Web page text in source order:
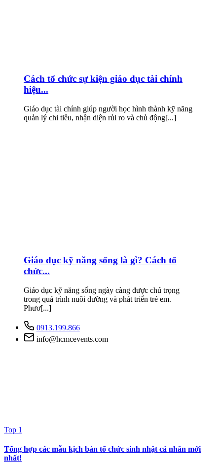
Cách tổ chức sự kiện giáo dục tài chính
hiệu...
Giáo dục tài chính giúp người học hình thành kỹ năng
quản lý chi tiêu, nhận diện rủi ro và chủ động[...]
Giáo dục kỹ năng sống là gì? Cách tổ
chức...
Giáo dục kỹ năng sống ngày càng được chú trọng
trong quá trình nuôi dưỡng và phát triển trẻ em.
Phươ[...]
0913.199.866
info@hcmcevents.com
Top 1
Tổng hợp các mẫu kịch bản tổ chức sinh nhật cá nhân mới
nhất!